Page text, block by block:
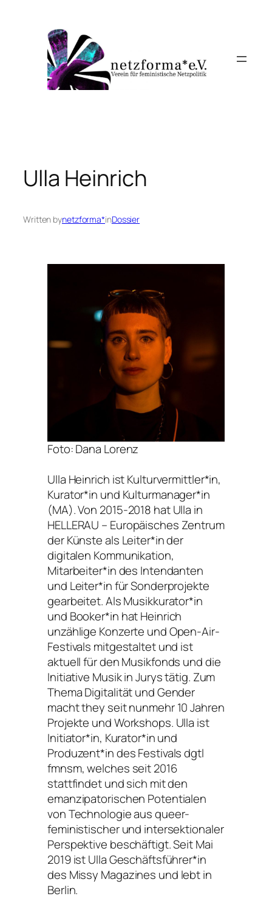
Ulla Heinrich
Written bynetzforma*inDossier
Foto: Dana Lorenz
Ulla Heinrich ist Kulturvermittler*in,
Kurator*in und Kulturmanager*in
(MA). Von 2015-2018 hat Ulla in
HELLERAU – Europäisches Zentrum
der Künste als Leiter*in der
digitalen Kommunikation,
Mitarbeiter*in des Intendanten
und Leiter*in für Sonderprojekte
gearbeitet. Als Musikkurator*in
und Booker*in hat Heinrich
unzählige Konzerte und Open-Air-
Festivals mitgestaltet und ist
aktuell für den Musikfonds und die
Initiative Musik in Jurys tätig. Zum
Thema Digitalität und Gender
macht they seit nunmehr 10 Jahren
Projekte und Workshops. Ulla ist
Initiator*in, Kurator*in und
Produzent*in des Festivals dgtl
fmnsm, welches seit 2016
stattfindet und sich mit den
emanzipatorischen Potentialen
von Technologie aus queer-
feministischer und intersektionaler
Perspektive beschäftigt. Seit Mai
2019 ist Ulla Geschäftsführer*in
des Missy Magazines und lebt in
Berlin.